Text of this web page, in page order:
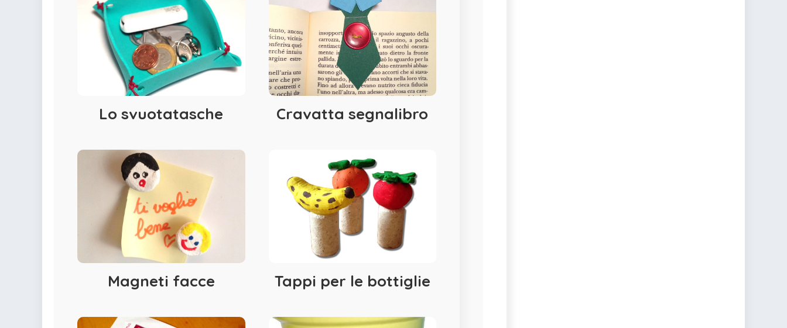
Lo svuotatasche Cravatta segnalibro
Magneti facce Tappi per le bottiglie